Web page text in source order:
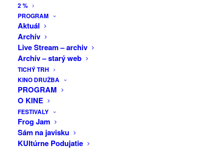
2 %
PROGRAM
Aktuál
Archív
Live Stream – archiv
Archív – starý web
TICHÝ TRH
KINO DRUŽBA
PROGRAM
O KINE
FESTIVALY
Frog Jam
Sám na javisku
KUltúrne Podujatie
Ponor do témy akútnej potreby
starostlivosti. Tri nádychy. Tri zadržania
dychu. Dunenie spodných prúdov.
Prelievanie autentickej životnej
skúsenosti do princípov nádychového
skupenstvá môže mať starostlivosť o
blízku osobu? Performancia o dotykoch,
ktoré rozčeria hladinu, o minútach, ktoré